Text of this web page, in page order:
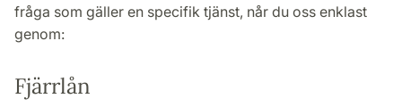
fråga som gäller en specifik tjänst, når du oss enklast
genom:
Fjärrlån